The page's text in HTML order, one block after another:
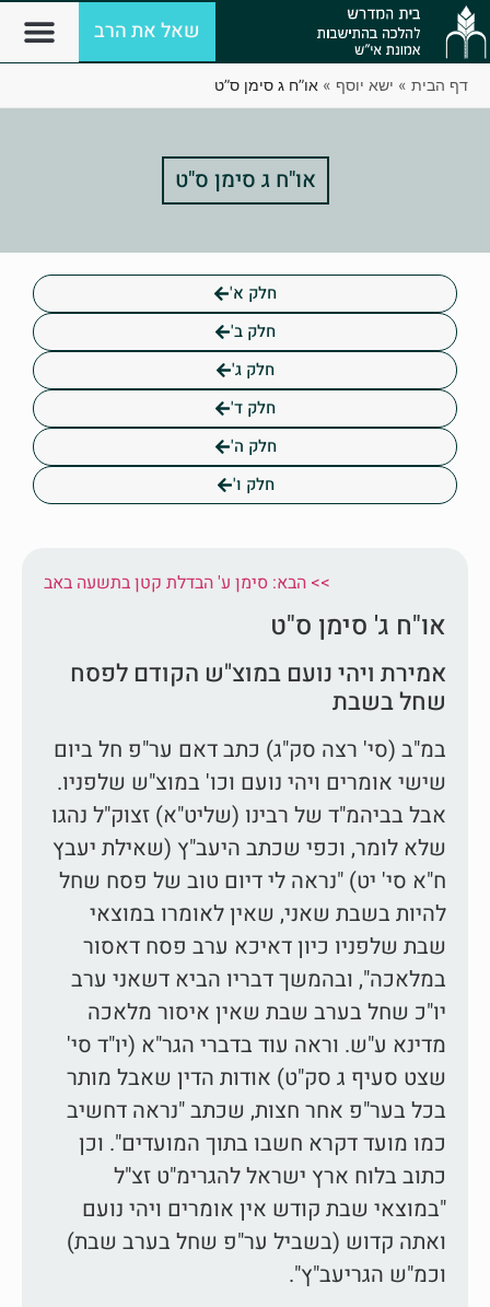
שאל את הרב
דף הבית » ישא יוסף » או”ח ג סימן ס”ט
או"ח ג סימן ס"ט
חלק א'
חלק ב'
חלק ג'
חלק ד'
חלק ה'
חלק ו'
הבא: סימן ע' הבדלת קטן בתשעה באב <<
או"ח ג' סימן ס"ט
אמירת ויהי נועם במוצ"ש הקודם לפסח
שחל בשבת
במ"ב (סי' רצה סק"ג) כתב דאם ער"פ חל ביום
שישי אומרים ויהי נועם וכו' במוצ"ש שלפניו.
אבל בביהמ"ד של רבינו (שליט"א) זצוק"ל נהגו
שלא לומר, וכפי שכתב היעב"ץ (שאילת יעבץ
ח"א סי' יט) "נראה לי דיום טוב של פסח שחל
להיות בשבת שאני, שאין לאומרו במוצאי
שבת שלפניו כיון דאיכא ערב פסח דאסור
במלאכה", ובהמשך דבריו הביא דשאני ערב
יו"כ שחל בערב שבת שאין איסור מלאכה
מדינא ע"ש. וראה עוד בדברי הגר"א (יו"ד סי'
שצט סעיף ג סק"ט) אודות הדין שאבל מותר
בכל בער"פ אחר חצות, שכתב "נראה דחשיב
כמו מועד דקרא חשבו בתוך המועדים". וכן
כתוב בלוח ארץ ישראל להגרימ"ט זצ"ל
"במוצאי שבת קודש אין אומרים ויהי נועם
ואתה קדוש (בשביל ער"פ שחל בערב שבת)
וכמ"ש הגריעב"ץ".